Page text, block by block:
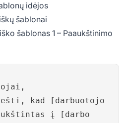
idėjos
šablonai
šablonas 1 – Paaukštinimo
kad [darbuotojo
į [darbo